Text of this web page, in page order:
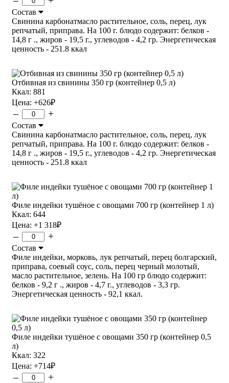
Состав
Свинина карбонатмасло растительное, соль, перец, лук
репчатый, приправа. На 100 г. блюдо содержит: белков -
14,8 г ., жиров - 19,5 г., углеводов - 4,2 гр. Энергетическая
ценность - 251.8 ккал
Отбивная из свинины 350 гр (контейнер 0,5 л)
Ккал: 881
Цена: +626₽
– +
Состав
Свинина карбонатмасло растительное, соль, перец, лук
репчатый, приправа. На 100 г. блюдо содержит: белков -
14,8 г ., жиров - 19,5 г., углеводов - 4,2 гр. Энергетическая
ценность - 251.8 ккал
Филе индейки тушёное с овощами 700 гр (контейнер 1 л)
Ккал: 644
Цена: +1 318₽
– +
Состав
Филе индейки, морковь, лук репчатый, перец болгарский,
приправа, соевый соус, соль, перец черный молотый,
масло растительное, зелень. На 100 гр блюдо содержит:
белков - 9,2 г ., жиров - 4,7 г., углеводов - 3,3 гр.
Энергетическая ценность - 92,1 ккал.
Филе индейки тушёное с овощами 350 гр (контейнер 0,5
л)
Ккал: 322
Цена: +714₽
– +